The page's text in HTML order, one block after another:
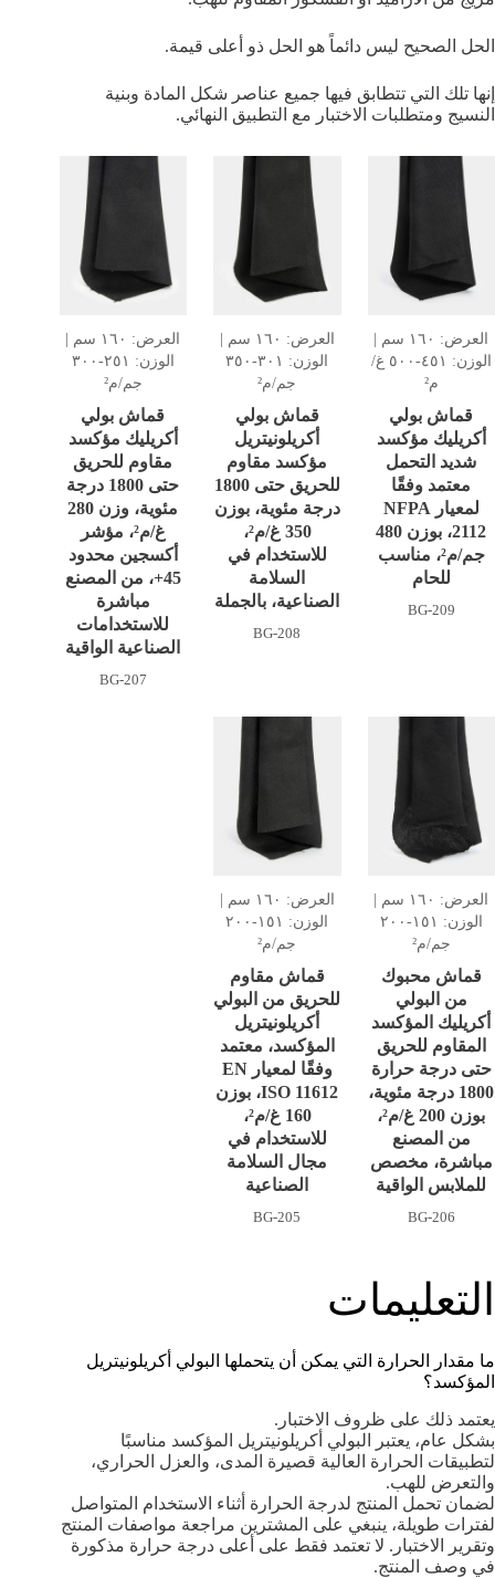
الحل الصحيح ليس دائماً هو الحل ذو أعلى قيمة.
إنها تلك التي تتطابق فيها جميع عناصر شكل المادة وبنية
النسيج ومتطلبات الاختبار مع التطبيق النهائي.
العرض: ١٦٠ سم |
الوزن: ٤٥١-٥٠٠ غ/
م²
قماش بولي
أكريليك مؤكسد
شديد التحمل
معتمد وفقًا
لمعيار NFPA
2112، بوزن 480
جم/م²، مناسب
للحام
BG-209
العرض: ١٦٠ سم |
الوزن: ٣٠١-٣٥٠
جم/م²
قماش بولي
أكريلونيتريل
مؤكسد مقاوم
للحريق حتى 1800
درجة مئوية، بوزن
350 غ/م²،
للاستخدام في
السلامة
الصناعية، بالجملة
BG-208
العرض: ١٦٠ سم |
الوزن: ٢٥١-٣٠٠
جم/م²
قماش بولي
أكريليك مؤكسد
مقاوم للحريق
حتى 1800 درجة
مئوية، وزن 280
غ/م²، مؤشر
أكسجين محدود
45+، من المصنع
مباشرة
للاستخدامات
الصناعية الواقية
BG-207
العرض: ١٦٠ سم |
الوزن: ١٥١-٢٠٠
جم/م²
قماش محبوك
من البولي
أكريليك المؤكسد
المقاوم للحريق
حتى درجة حرارة
1800 درجة مئوية،
بوزن 200 غ/م²،
من المصنع
مباشرة، مخصص
للملابس الواقية
BG-206
العرض: ١٦٠ سم |
الوزن: ١٥١-٢٠٠
جم/م²
قماش مقاوم
للحريق من البولي
أكريلونيتريل
المؤكسد، معتمد
وفقًا لمعيار EN
ISO 11612، بوزن
160 غ/م²،
للاستخدام في
مجال السلامة
الصناعية
BG-205
التعليمات
ما مقدار الحرارة التي يمكن أن يتحملها البولي أكريلونيتريل
المؤكسد؟
يعتمد ذلك على ظروف الاختبار.
بشكل عام، يعتبر البولي أكريلونيتريل المؤكسد مناسبًا
لتطبيقات الحرارة العالية قصيرة المدى، والعزل الحراري،
والتعرض للهب.
لضمان تحمل المنتج لدرجة الحرارة أثناء الاستخدام المتواصل
لفترات طويلة، ينبغي على المشترين مراجعة مواصفات المنتج
وتقرير الاختبار. لا تعتمد فقط على أعلى درجة حرارة مذكورة
في وصف المنتج.